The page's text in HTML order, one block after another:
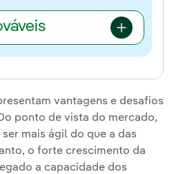
vantagens e desafios
ponto de vista do mercado,
mais ágil do que a das
o forte crescimento da
a capacidade dos